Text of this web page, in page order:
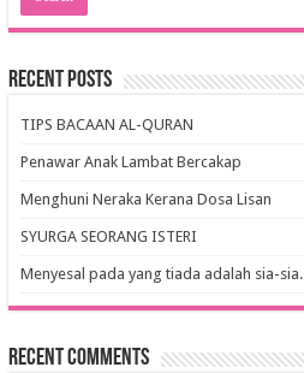
Recent Posts
TIPS BACAAN AL-QURAN
Penawar Anak Lambat Bercakap
Menghuni Neraka Kerana Dosa Lisan
SYURGA SEORANG ISTERI
Menyesal pada yang tiada adalah sia-sia.
Recent Comments